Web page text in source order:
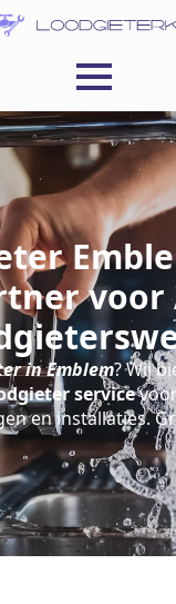
voor
in Emblem? Wij
service
en installaties.